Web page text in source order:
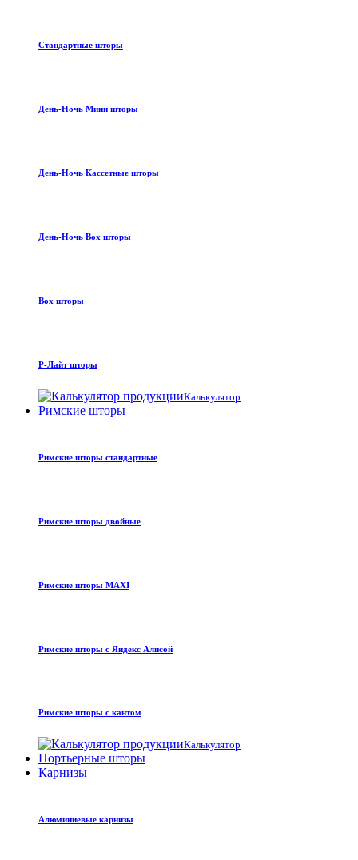
Стандартные шторы
День-Ночь Мини шторы
День-Ночь Кассетные шторы
День-Ночь Box шторы
Box шторы
Р-Лайт шторы
Калькулятор
Римские шторы
Римские шторы стандартные
Римские шторы двойные
Римские шторы MAXI
Римские шторы с Яндекс Алисой
Римские шторы с кантом
Калькулятор
Портьерные шторы
Карнизы
Алюминиевые карнизы